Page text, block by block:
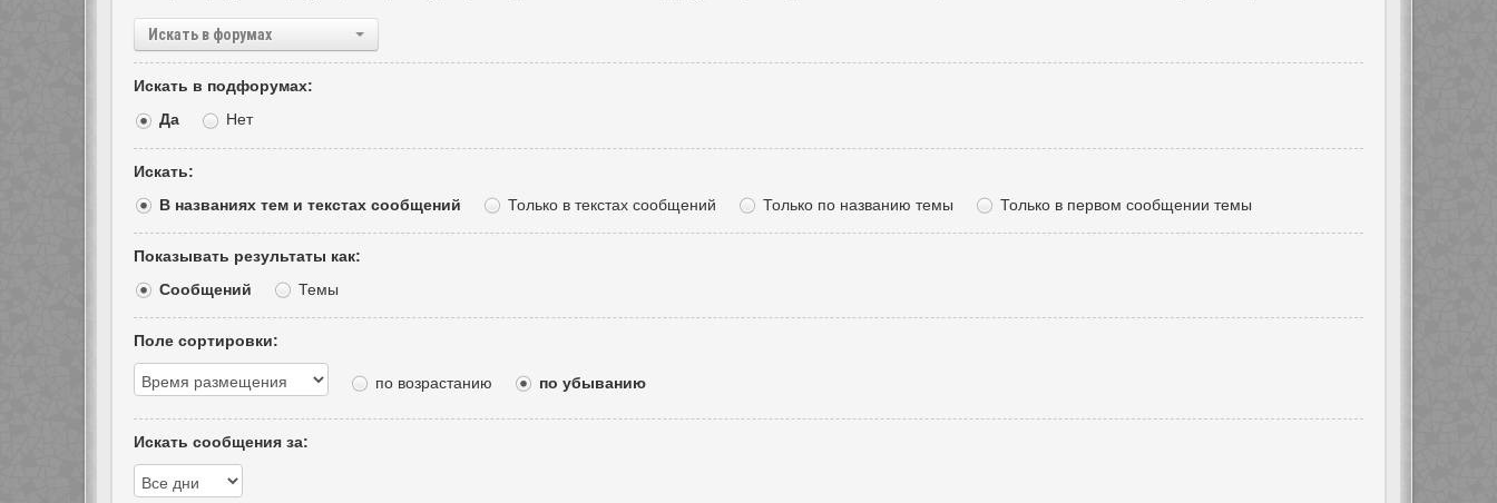
Искать в форумах
Искать в подфорумах:
Да
Нет
Искать:
В названиях тем и текстах сообщений
Только в текстах сообщений Только по названию темы Только в первом сообщении темы
Показывать результаты как:
Сообщений
Темы
Поле сортировки:
по возрастанию по убыванию
Искать сообщения за: